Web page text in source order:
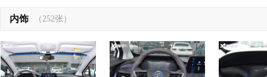
内饰 （252张）